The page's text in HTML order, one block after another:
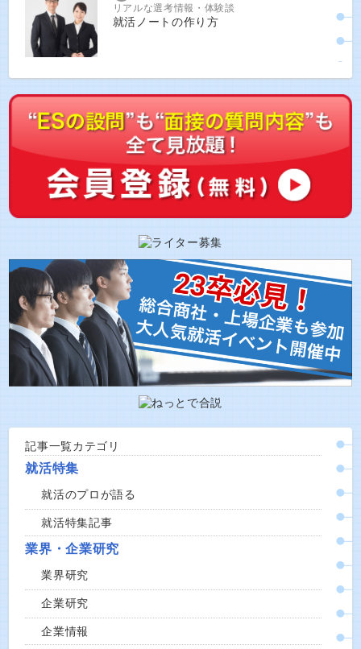
リアルな選考情報・体験談
就活ノートの作り方
記事一覧カテゴリ
就活特集
就活のプロが語る
就活特集記事
業界・企業研究
業界研究
企業研究
企業情報